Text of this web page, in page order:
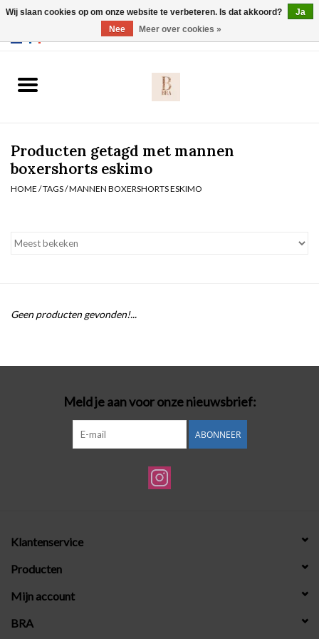
Slip
Body
Homewear
Producten getagd met mannen
boxershorts eskimo
HOME /TAGS/MANNEN BOXERSHORTS ESKIMO
Geen producten gevonden!...
Meld je aan voor onze nieuwsbrief:
ABONNEER
Klantenservice
Producten
Mijn account
BRA
Wij slaan cookies op om onze website te verbeteren. Is dat akkoord?
Ja
Nee
Meer over cookies »
Webshop werkt met EU maten. .